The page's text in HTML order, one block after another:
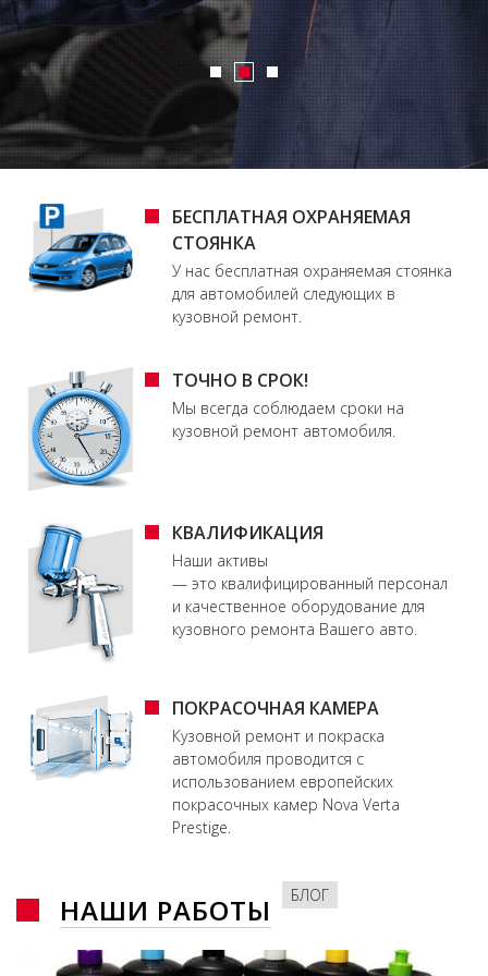
БЕСПЛАТНАЯ ОХРАНЯЕМАЯ
СТОЯНКА
У нас бесплатная охраняемая стоянка
для автомобилей следующих в
кузовной ремонт.
ТОЧНО В СРОК!
Мы всегда соблюдаем сроки на
кузовной ремонт автомобиля.
КВАЛИФИКАЦИЯ
Наши активы
— это квалифицированный персонал
и качественное оборудование для
кузовного ремонта Вашего авто.
ПОКРАСОЧНАЯ КАМЕРА
Кузовной ремонт и покраска
автомобиля проводится с
использованием европейских
покрасочных камер Nova Verta
Prestige.
НАШИ РАБОТЫ БЛОГ